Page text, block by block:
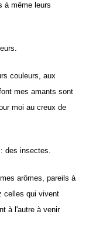
à même leurs
couleurs, aux
mes amants sont
moi au creux de
des insectes.
arômes, pareils à
celles qui vivent
à l'autre à venir